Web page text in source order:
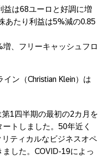
益は68ユーロと好調に増
あたり利益は5%減の0.85
、フリーキャッシュフロ
ン（Christian Klein）は
第1四半期の最初の2カ月を
トしました。50年近く
ティカルなビジネスオペ
した。COVID-19によっ